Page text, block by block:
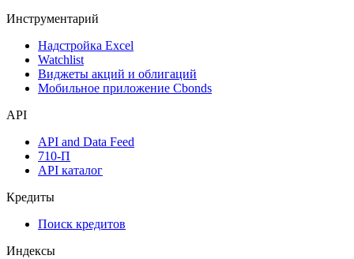
Инструментарий
Надстройка Excel
Watchlist
Виджеты акций и облигаций
Мобильное приложение Cbonds
API
API and Data Feed
710-П
API каталог
Кредиты
Поиск кредитов
Индексы